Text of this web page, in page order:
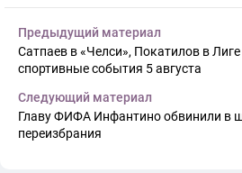
Предыдущий материал
Сатпаев в «Челси», Покатилов в
спортивные события 5 августа
Следующий материал
Главу ФИФА Инфантино обвинили в
переизбрания